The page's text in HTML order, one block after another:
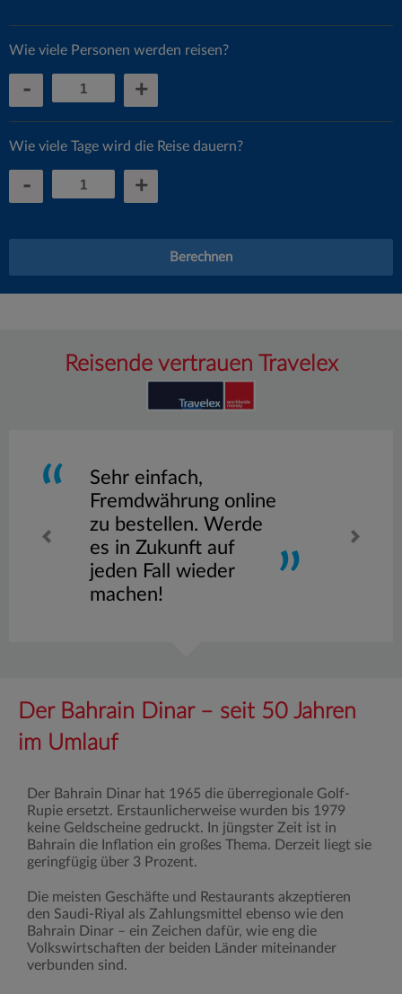
Wie viele Personen werden reisen?
- +
Wie viele Tage wird die Reise dauern?
- +
Berechnen
Reisende vertrauen Travelex
Sehr einfach,
Fremdwährung online
zu bestellen. Werde
es in Zukunft auf
jeden Fall wieder
machen!
Der Bahrain Dinar – seit 50 Jahren
im Umlauf
Der Bahrain Dinar hat 1965 die überregionale Golf-
Rupie ersetzt. Erstaunlicherweise wurden bis 1979
keine Geldscheine gedruckt. In jüngster Zeit ist in
Bahrain die Inflation ein großes Thema. Derzeit liegt sie
geringfügig über 3 Prozent.
Die meisten Geschäfte und Restaurants akzeptieren
den Saudi-Riyal als Zahlungsmittel ebenso wie den
Bahrain Dinar – ein Zeichen dafür, wie eng die
Volkswirtschaften der beiden Länder miteinander
verbunden sind.